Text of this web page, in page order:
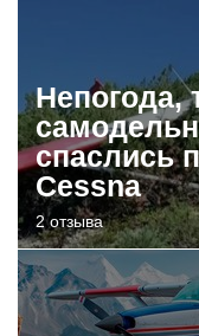
Непогода,
спаслись
Cessna
2 отзыва